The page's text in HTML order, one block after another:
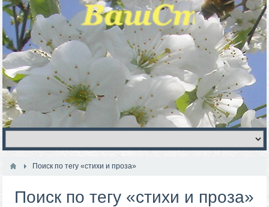
Поиск по тегу «стихи и проза»
Поиск по тегу «стихи и проза»